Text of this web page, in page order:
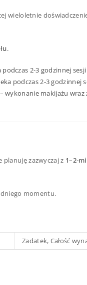
.
2-3 godzinnej
podczas 2-3 godzinnej
makijażu wraz
zazwyczaj z 1–2-
momentu.
Zadatek, Całość